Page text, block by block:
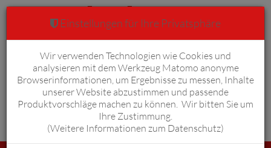
Anmelden Warenkorb 0
Einstellungen für Ihre Privatsphäre
Wir verwenden Technologien wie Cookies und
analysieren mit dem Werkzeug Matomo anonyme
Browserinformationen, um Ergebnisse zu messen, Inhalte
unserer Website abzustimmen und passende
Produktvorschläge machen zu können. Wir bitten Sie um
Ihre Zustimmung.
(Weitere Informationen zum Datenschutz)